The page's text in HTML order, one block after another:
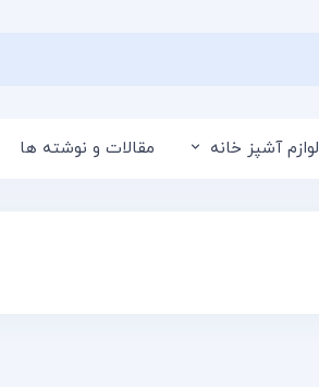
لوازم آشپز خانه مقالات و نوشته ها